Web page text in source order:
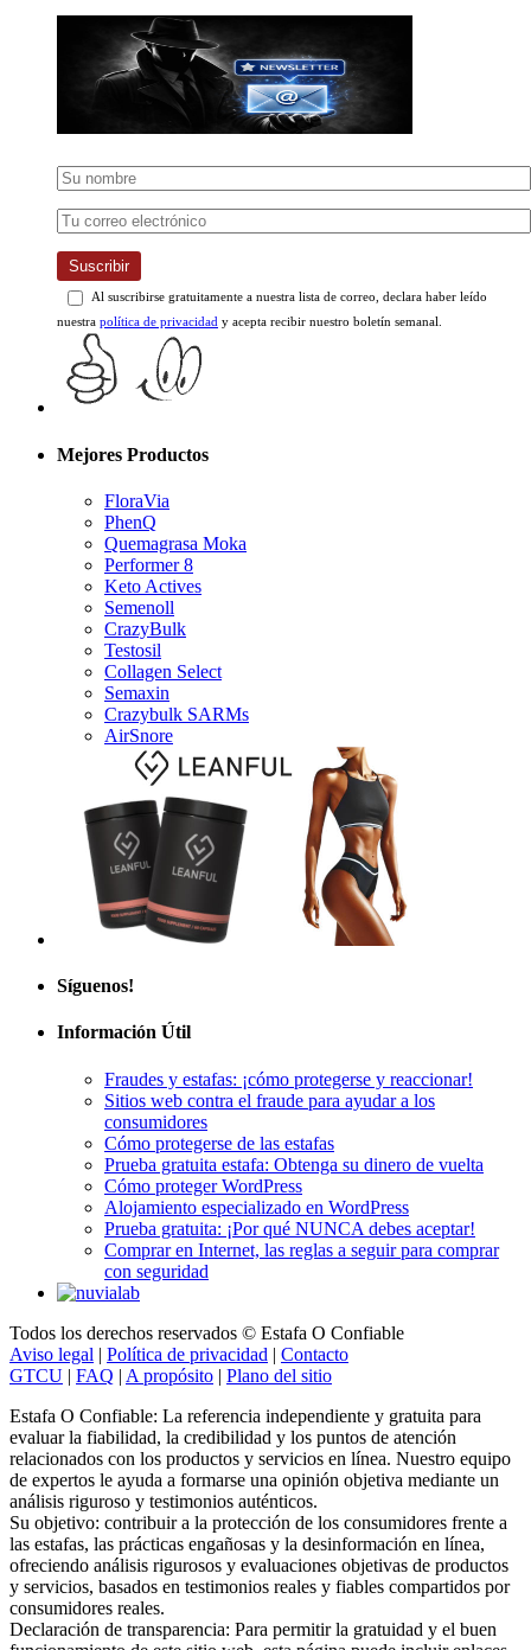
Suscribir
Al suscribirse gratuitamente a nuestra lista de correo, declara haber leído
nuestra política de privacidad y acepta recibir nuestro boletín semanal.
Mejores Productos
FloraVia
PhenQ
Quemagrasa Moka
Performer 8
Keto Actives
Semenoll
CrazyBulk
Testosil
Collagen Select
Semaxin
Crazybulk SARMs
AirSnore
Síguenos!
Información Útil
Fraudes y estafas: ¡cómo protegerse y reaccionar!
Sitios web contra el fraude para ayudar a los
consumidores
Cómo protegerse de las estafas
Prueba gratuita estafa: Obtenga su dinero de vuelta
Cómo proteger WordPress
Alojamiento especializado en WordPress
Prueba gratuita: ¡Por qué NUNCA debes aceptar!
Comprar en Internet, las reglas a seguir para comprar
con seguridad
Todos los derechos reservados © Estafa O Confiable
Aviso legal | Política de privacidad | Contacto
GTCU | FAQ | A propósito | Plano del sitio
Estafa O Confiable: La referencia independiente y gratuita para
evaluar la fiabilidad, la credibilidad y los puntos de atención
relacionados con los productos y servicios en línea. Nuestro equipo
de expertos le ayuda a formarse una opinión objetiva mediante un
análisis riguroso y testimonios auténticos.
Su objetivo: contribuir a la protección de los consumidores frente a
las estafas, las prácticas engañosas y la desinformación en línea,
ofreciendo análisis rigurosos y evaluaciones objetivas de productos
y servicios, basados en testimonios reales y fiables compartidos por
consumidores reales.
Declaración de transparencia: Para permitir la gratuidad y el buen